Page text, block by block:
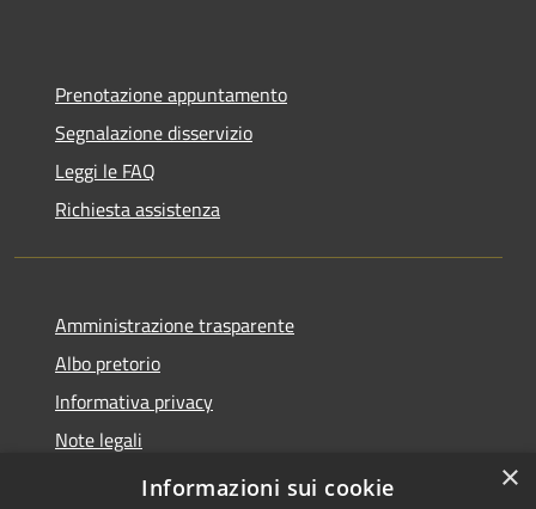
Prenotazione appuntamento
Segnalazione disservizio
Leggi le FAQ
Richiesta assistenza
Amministrazione trasparente
Albo pretorio
Informativa privacy
Note legali
Dichiarazione di accessibilità
×
Informazioni sui cookie